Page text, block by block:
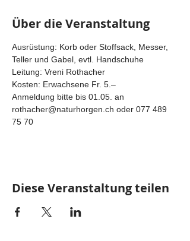
Über die Veranstaltung
Ausrüstung: Korb oder Stoffsack, Messer,
Teller und Gabel, evtl. Handschuhe
Leitung: Vreni Rothacher
Kosten: Erwachsene Fr. 5.–
Anmeldung bitte bis 01.05. an
rothacher@naturhorgen.ch oder 077 489
75 70
Diese Veranstaltung teilen